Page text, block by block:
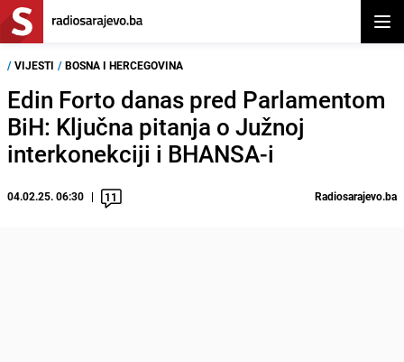
/ VIJESTI / BOSNA I HERCEGOVINA
Edin Forto danas pred Parlamentom
BiH: Ključna pitanja o Južnoj
interkonekciji i BHANSA-i
04.02.25. 06:30 11 Radiosarajevo.ba